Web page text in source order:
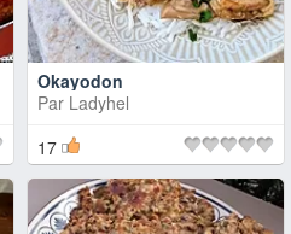
Okayodon
Par Ladyhel
17